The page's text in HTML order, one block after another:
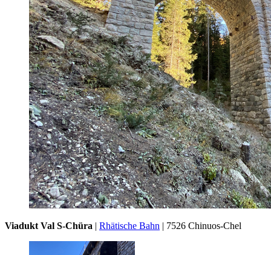
Viadukt Val S-Chüra | Rhätische Bahn | 7526 Chinuos-Chel